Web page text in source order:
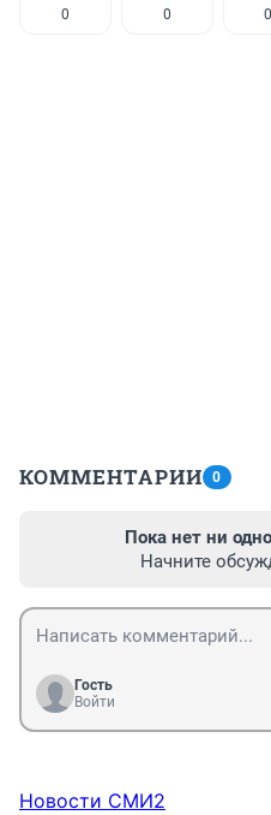
0 0 0
КОММЕНТАРИИ 0
Пока нет ни
Начните
Гость
Войти
Новости СМИ2